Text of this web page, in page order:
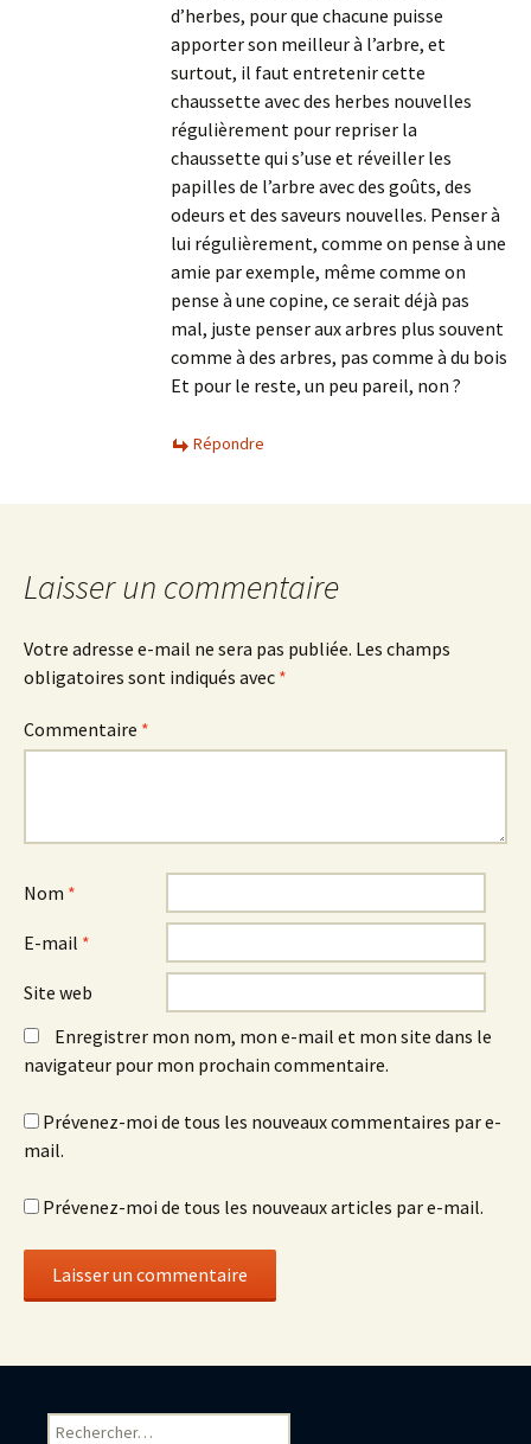
d’herbes, pour que chacune puisse
apporter son meilleur à l’arbre, et
surtout, il faut entretenir cette
chaussette avec des herbes nouvelles
régulièrement pour repriser la
chaussette qui s’use et réveiller les
papilles de l’arbre avec des goûts, des
odeurs et des saveurs nouvelles. Penser à
lui régulièrement, comme on pense à une
amie par exemple, même comme on
pense à une copine, ce serait déjà pas
mal, juste penser aux arbres plus souvent
comme à des arbres, pas comme à du bois
Et pour le reste, un peu pareil, non ?
Répondre
Laisser un commentaire
Votre adresse e-mail ne sera pas publiée. Les champs
obligatoires sont indiqués avec *
Commentaire *
Nom *
E-mail *
Site web
Enregistrer mon nom, mon e-mail et mon site dans le
navigateur pour mon prochain commentaire.
Prévenez-moi de tous les nouveaux commentaires par e-
mail.
Prévenez-moi de tous les nouveaux articles par e-mail.
Rechercher :